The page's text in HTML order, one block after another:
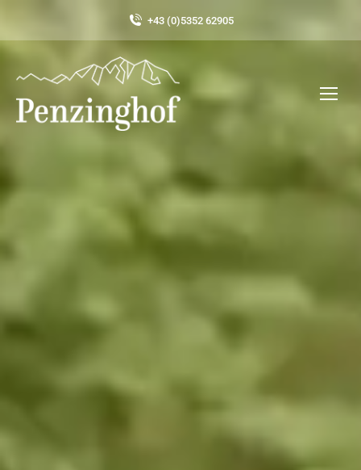
+43 (0)5352 62905